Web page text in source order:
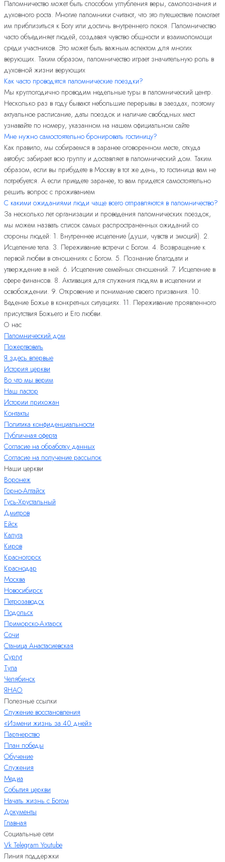
Паломничество может быть способом углубления веры, самопознания и
духовного роста. Многие паломники считают, что это путешествие помогает
им приблизиться к Богу или достичь внутреннего покоя. Паломничество
часто объединяет людей, создавая чувство общности и взаимопомощи
среди участников. Это может быть важным аспектом для многих
верующих. Таким образом, паломничество играет значительную роль в
духовной жизни верующих
Как часто проводятся паломнические поездки?
Мы круглогодично проводим недельные туры в паломнический центр.
Несколько раз в году бывают небольшие перерывы в заездах, поэтому
актуальное расписание, даты поездок и наличие свободных мест
узнавайте по номеру, указанном на нашем официальном сайте
Мне нужно самостоятельно бронировать гостиницу?
Как правило, мы собираемся в заранее оговоренном месте, откуда
автобус забирает всю группу и доставляет в паломнический дом. Таким
образом, если вы прибудете в Москву в тот же день, то гостиница вам не
потребуется. А если приедете заранее, то вам придется самостоятельно
решить вопрос с проживанием
С какими ожиданиями люди чаще всего отправляются в паломничество?
За несколько лет организации и проведения паломнических поездок,
мы можем назвать список самых распространенных ожиданий со
стороны людей: 1. Внутреннее исцеление (души, чувств и эмоций). 2.
Исцеление тела. 3. Переживание встречи с Богом. 4. Возвращение к
первой любви в отношениях с Богом. 5. Познание благодати и
утверждение в ней. 6. Исцеление семейных отношений. 7. Исцеление в
сфере финансов. 8. Активация для служения людям в исцелении и
освобождении. 9. Откровение и понимание своего призвания. 10.
Ведение Божье в конкретных ситуациях. 11. Переживание проявленного
присутствия Божьего и Его любви.
О нас
Паломнический дом
Пожертвовать
Я здесь впервые
История церкви
Во что мы верим
Наш пастор
Истории прихожан
Контакты
Политика конфиденциальности
Публичная оферта
Согласие на обработку данных
Согласие на получение рассылок
Наши церкви
Воронеж
Горно-Алтайск
Гусь-Хрустальный
Дмитров
Ейск
Калуга
Киров
Красногорск
Краснодар
Москва
Новосибирск
Петрозаводск
Подольск
Приморско-Ахтарск
Сочи
Станица Анастасиевская
Сургут
Тула
Челябинск
ЯНАО
Полезные ссылки
Служение восстановления
«Измени жизнь за 40 дней»
Партнерство
План победы
Обучение
Служения
Медиа
События церкви
Начать жизнь с Богом
Документы
Главная
Социальные сети
Vk Telegram Youtube
Линия поддержки